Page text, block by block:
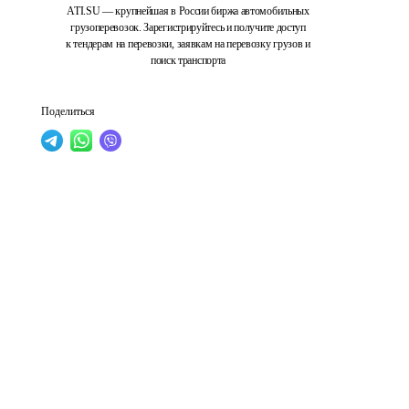
ATI.SU — крупнейшая в России биржа автомобильных
грузоперевозок. Зарегистрируйтесь и получите доступ
к тендерам на перевозки, заявкам на перевозку грузов и
поиск транспорта
Поделиться